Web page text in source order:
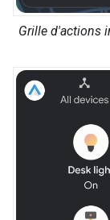
Grille d'actions